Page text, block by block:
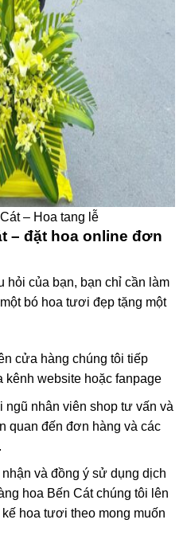
– Hoa tang lễ
– đặt hoa online đơn
hỏi của bạn, bạn chỉ cần làm
bó hoa tươi đẹp tặng một
cửa hàng chúng tôi tiếp
kênh website hoặc fanpage
nhân viên shop tư vấn và
quan đến đơn hàng và các
và đồng ý sử dụng dịch
hoa Bến Cát chúng tôi lên
hoa tươi theo mong muốn